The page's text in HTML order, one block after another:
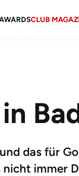
CLUB
das für
nicht immer